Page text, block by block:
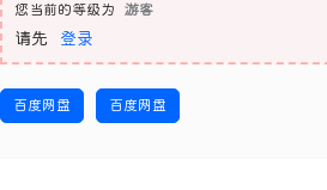
您当前的等级为 游客
请先 登录
百度网盘 百度网盘